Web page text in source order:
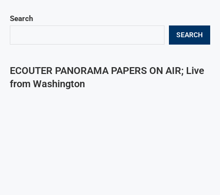
Search
SEARCH
ECOUTER PANORAMA PAPERS ON AIR; Live
from Washington